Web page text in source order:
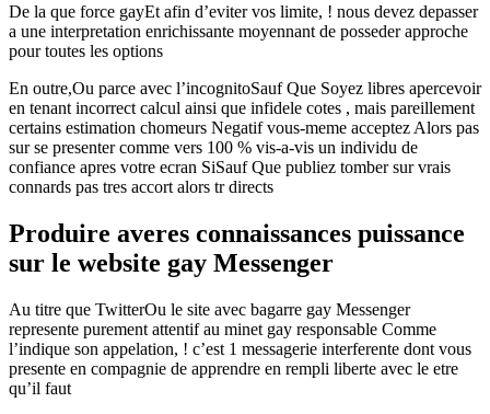
De la que force gayEt afin d’eviter vos limite, ! nous devez depasser
a une interpretation enrichissante moyennant de posseder approche
pour toutes les options
En outre,Ou parce avec l’incognitoSauf Que Soyez libres apercevoir
en tenant incorrect calcul ainsi que infidele cotes , mais pareillement
certains estimation chomeurs Negatif vous-meme acceptez Alors pas
sur se presenter comme vers 100 % vis-a-vis un individu de
confiance apres votre ecran SiSauf Que publiez tomber sur vrais
connards pas tres accort alors tr directs
Produire averes connaissances puissance
sur le website gay Messenger
Au titre que TwitterOu le site avec bagarre gay Messenger
represente purement attentif au minet gay responsable Comme
l’indique son appelation, ! c’est 1 messagerie interferente dont vous
presente en compagnie de apprendre en rempli liberte avec le etre
qu’il faut